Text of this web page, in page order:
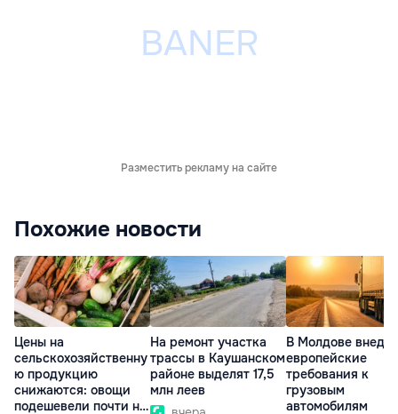
Разместить рекламу на сайте
Похожие новости
Цены на
сельскохозяйственну
ю продукцию
снижаются: овощи
подешевели почти на
На ремонт участка
трассы в Каушанском
районе выделят 17,5
млн леев
В Молдове
европейские
требования к
грузовым
автомобилям